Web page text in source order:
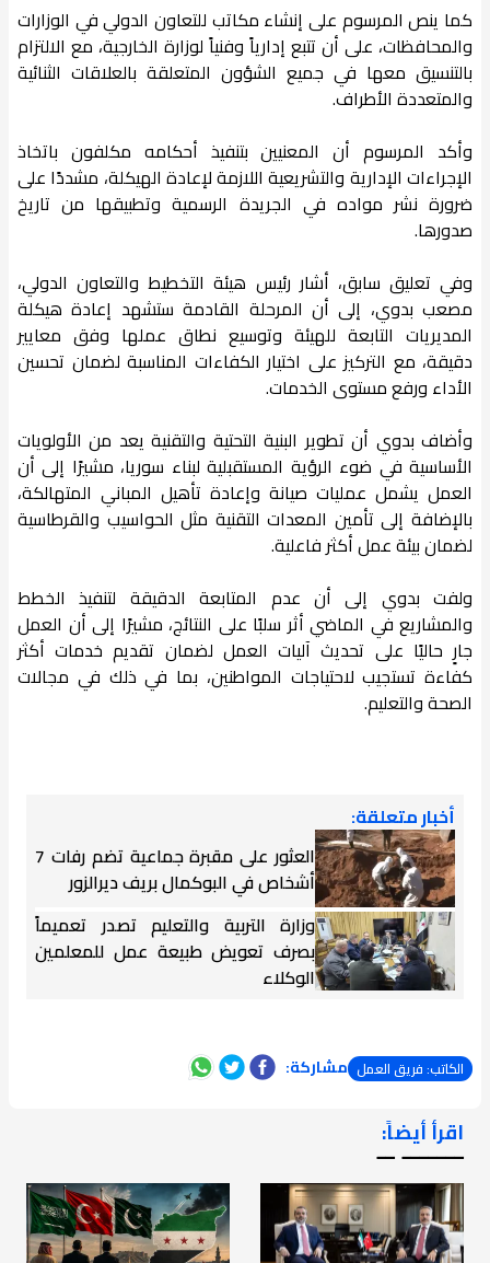
كما ينص المرسوم على إنشاء مكاتب للتعاون الدولي في الوزارات
والمحافظات، على أن تتبع إدارياً وفنياً لوزارة الخارجية، مع الالتزام
بالتنسيق معها في جميع الشؤون المتعلقة بالعلاقات الثنائية
والمتعددة الأطراف.
وأكد المرسوم أن المعنيين بتنفيذ أحكامه مكلفون باتخاذ
الإجراءات الإدارية والتشريعية اللازمة لإعادة الهيكلة، مشددًا على
ضرورة نشر مواده في الجريدة الرسمية وتطبيقها من تاريخ
صدورها.
وفي تعليق سابق، أشار رئيس هيئة التخطيط والتعاون الدولي،
مصعب بدوي، إلى أن المرحلة القادمة ستشهد إعادة هيكلة
المديريات التابعة للهيئة وتوسيع نطاق عملها وفق معايير
دقيقة، مع التركيز على اختيار الكفاءات المناسبة لضمان تحسين
الأداء ورفع مستوى الخدمات.
وأضاف بدوي أن تطوير البنية التحتية والتقنية يعد من الأولويات
الأساسية في ضوء الرؤية المستقبلية لبناء سوريا، مشيرًا إلى أن
العمل يشمل عمليات صيانة وإعادة تأهيل المباني المتهالكة،
بالإضافة إلى تأمين المعدات التقنية مثل الحواسيب والقرطاسية
لضمان بيئة عمل أكثر فاعلية.
ولفت بدوي إلى أن عدم المتابعة الدقيقة لتنفيذ الخطط
والمشاريع في الماضي أثر سلبًا على النتائج، مشيرًا إلى أن العمل
جارٍ حاليًا على تحديث آليات العمل لضمان تقديم خدمات أكثر
كفاءة تستجيب لاحتياجات المواطنين، بما في ذلك في مجالات
الصحة والتعليم.
أخبار متعلقة:
العثور على مقبرة جماعية تضم رفات 7
أشخاص في البوكمال بريف ديرالزور
وزارة التربية والتعليم تصدر تعميماً
بصرف تعويض طبيعة عمل للمعلمين
الوكلاء
الكاتب: فريق العمل مشاركة:
اقرأ أيضاً:
ـــــــ ــ